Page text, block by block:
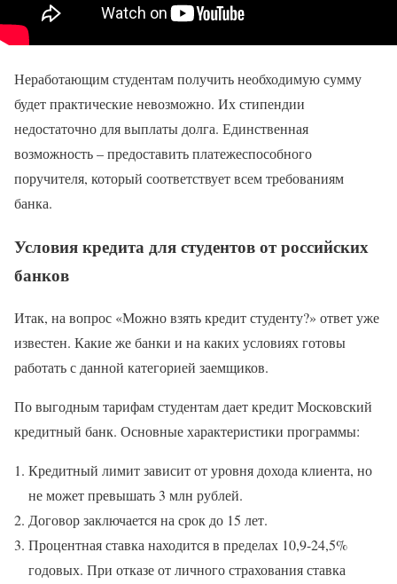
Неработающим студентам получить необходимую сумму
будет практические невозможно. Их стипендии
недостаточно для выплаты долга. Единственная
возможность – предоставить платежеспособного
поручителя, который соответствует всем требованиям
банка.
Условия кредита для студентов от российских
банков
Итак, на вопрос «Можно взять кредит студенту?» ответ уже
известен. Какие же банки и на каких условиях готовы
работать с данной категорией заемщиков.
По выгодным тарифам студентам дает кредит Московский
кредитный банк. Основные характеристики программы:
Кредитный лимит зависит от уровня дохода клиента, но
не может превышать 3 млн рублей.
Договор заключается на срок до 15 лет.
Процентная ставка находится в пределах 10,9-24,5%
годовых. При отказе от личного страхования ставка